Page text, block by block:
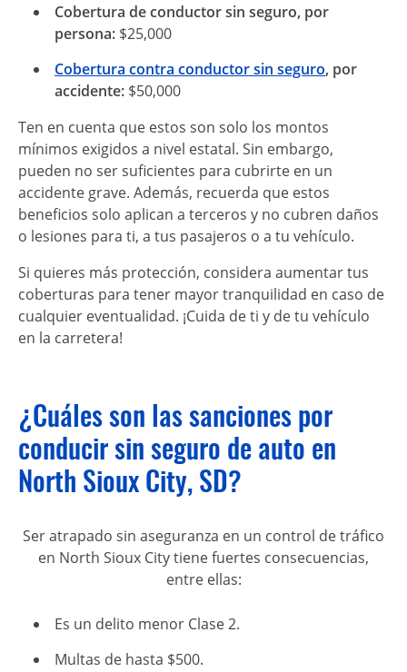
Cobertura de conductor sin seguro, por
persona: $25,000
Cobertura contra conductor sin seguro, por
accidente: $50,000
Ten en cuenta que estos son solo los montos
mínimos exigidos a nivel estatal. Sin embargo,
pueden no ser suficientes para cubrirte en un
accidente grave. Además, recuerda que estos
beneficios solo aplican a terceros y no cubren daños
o lesiones para ti, a tus pasajeros o a tu vehículo.
Si quieres más protección, considera aumentar tus
coberturas para tener mayor tranquilidad en caso de
cualquier eventualidad. ¡Cuida de ti y de tu vehículo
en la carretera!
¿Cuáles son las sanciones por
conducir sin seguro de auto en
North Sioux City, SD?
Ser atrapado sin aseguranza en un control de tráfico
en North Sioux City tiene fuertes consecuencias,
entre ellas:
Es un delito menor Clase 2.
Multas de hasta $500.